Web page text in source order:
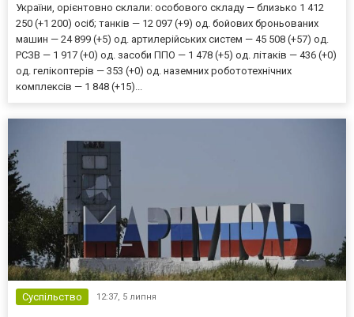
України, орієнтовно склали: особового складу — близько 1 412
250 (+1 200) осіб; танків — 12 097 (+9) од. бойових броньованих
машин — 24 899 (+5) од. артилерійських систем — 45 508 (+57) од.
РСЗВ — 1 917 (+0) од. засоби ППО — 1 478 (+5) од. літаків — 436 (+0)
од. гелікоптерів — 353 (+0) од. наземних робототехнічних
комплексів — 1 848 (+15)...
Суспільство 12:37, 5 липня